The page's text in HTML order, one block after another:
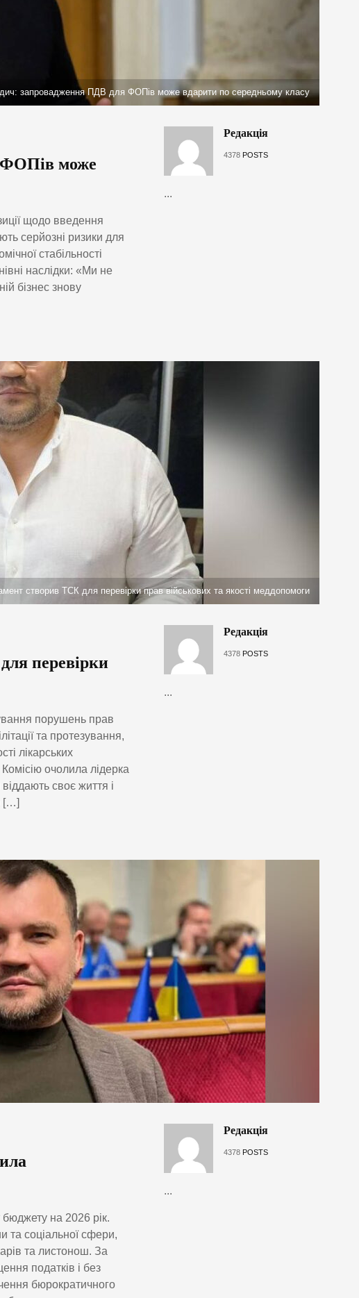
запровадження ПДВ для ФОПів може вдарити по середньому класу
може
щодо введення
серйозні ризики для
стабільності
наслідки: «Ми не
бізнес знову
Редакція
4378 POSTS
...
створив ТСК для перевірки прав військових та якості меддопомоги
перевірки
порушень прав
та протезування,
лікарських
очолила лідерка
своє життя і
[…]
Редакція
4378 POSTS
...
на 2026 рік.
та соціальної сфери,
та листонош. За
податків і без
бюрократичного
Редакція
4378 POSTS
...